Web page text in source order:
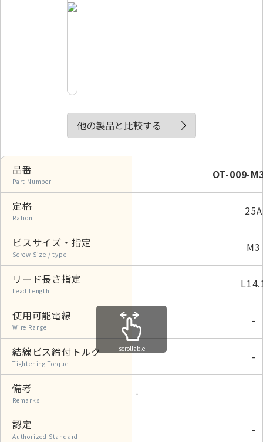
他の製品と比較する
品番
Part Number
OT-009-
定格
Ration
25A
ビスサイズ・指定
Screw Size / type
M3
リード長さ指定
Lead Length
使用可能電線
Wire Range
-
結線ビス締付トルク
Tightening Torque
-
備考
Remarks
-
認定
Authorized Standard
-
scrollable